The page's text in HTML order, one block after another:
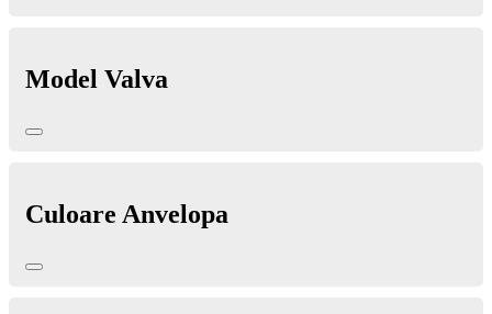
Model Valva
Culoare Anvelopa